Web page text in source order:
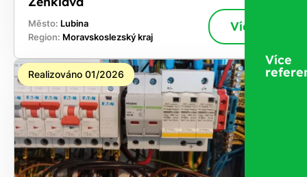
Město: Lubina
Region: Moravskoslezský kraj
Více
Realizováno 01/2026
Více